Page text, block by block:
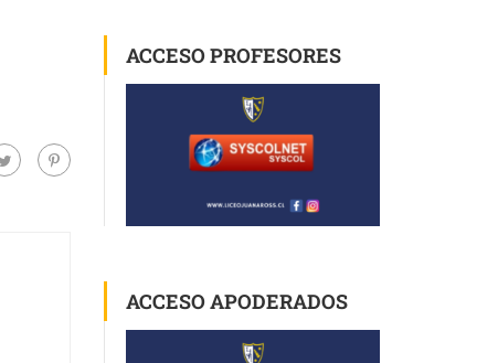
ACCESO PROFESORES
ACCESO APODERADOS